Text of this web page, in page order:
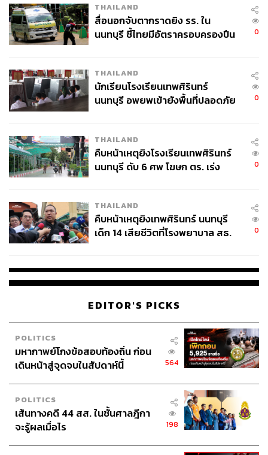
THAILAND
สื่อนอกจับตากราดยิง รร. ใน
นนทบุรี ชี้ไทยมีอัตราครอบครองปืน
0
THAILAND
นักเรียนโรงเรียนเทพศิรินทร์
นนทบุรี อพยพเข้ายังพื้นที่ปลอดภัย
0
THAILAND
คืบหน้าเหตุยิงโรงเรียนเทพศิรินทร์
นนทบุรี ดับ 6 ศพ โฆษก ตร. เร่ง
0
THAILAND
คืบหน้าเหตุยิงเทพศิรินทร์ นนทบุรี
เด็ก 14 เสียชีวิตที่โรงพยาบาล สธ.
0
EDITOR'S PICKS
POLITICS
มหากาพย์โกงข้อสอบท้องถิ่น ก่อน
เดินหน้าสู่จุดจบในสัปดาห์นี้
564
POLITICS
เส้นทางคดี 44 สส. ในชั้นศาลฎีกา
จะรู้ผลเมื่อไร
198